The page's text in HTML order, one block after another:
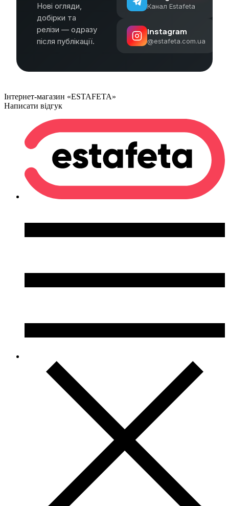
Нові огляди,
добірки та
релізи — одразу
після публікації.
Канал Estafeta
Instagram
@estafeta.com.ua
Інтернет-магазин «ESTAFETA»
Написати відгук